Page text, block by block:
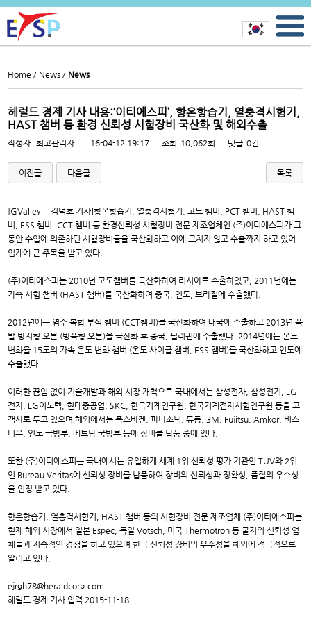
Home / News / News
헤럴드 경제 기사 내용:‘이티에스피’, 항온항습기, 열충격시험기,
HAST 챔버 등 환경 신뢰성 시험장비 국산화 및 해외수출
작성자 최고관리자 16-04-12 19:17 조회 10,062회 댓글 0건
이전글 다음글 목록
[GValley = 김덕호 기자]항온항습기, 열충격시험기, 고도 챔버, PCT 챔버, HAST 챔
버, ESS 챔버, CCT 챔버 등 환경신뢰성 시험장비 전문 제조업체인 (주)이티에스피가 그
동안 수입에 의존하던 시험장비들을 국산화하고 이에 그치지 않고 수출까지 하고 있어
업계에 큰 주목을 받고 있다.
(주)이티에스피는 2010년 고도챔버를 국산화하여 러시아로 수출하였고, 2011년에는
가속 시험 챔버 (HAST 챔버)를 국산화하여 중국, 인도, 브라질에 수출했다.
2012년에는 염수 복합 부식 챔버 (CCT챔버)를 국산화하여 태국에 수출하고 2013년 폭
발 방지형 오븐 (방폭형 오븐)을 국산화 후 중국, 필리핀에 수출했다. 2014년에는 온도
변화율 15도의 가속 온도 변화 챔버 (온도 사이클 챔버, ESS 챔버)를 국산화하고 인도에
수출했다.
이러한 끊임 없이 기술개발과 해외 시장 개척으로 국내에서는 삼성전자, 삼성전기, LG
전자, LG이노텍, 현대중공업, SKC, 한국기계연구원, 한국기계전자시험연구원 등을 고
객사로 두고 있으며 해외에서는 폭스바겐, 파나소닉, 듀퐁, 3M, Fujitsu, Amkor, 비스
티온, 인도 국방부, 베트남 국방부 등에 장비를 납품 중에 있다.
또한 (주)이티에스피는 국내에서는 유일하게 세계 1위 신뢰성 평가 기관인 TUV와 2위
인 Bureau Veritas에 신뢰성 장비를 납품하여 장비의 신뢰성과 정확성, 품질의 우수성
을 인정 받고 있다.
항온항습기, 열충격시험기, HAST 챔버 등의 시험장비 전문 제조업체 (주)이티에스피는
현재 해외 시장에서 일본 Espec, 독일 Votsch, 미국 Thermotron 등 굴지의 신뢰성 업
체들과 지속적인 경쟁을 하고 있으며 한국 신뢰성 장비의 우수성을 해외에 적극적으로
알리고 있다.
ejrgh78@heraldcorp.com
헤럴드 경제 기사 입력 2015-11-18